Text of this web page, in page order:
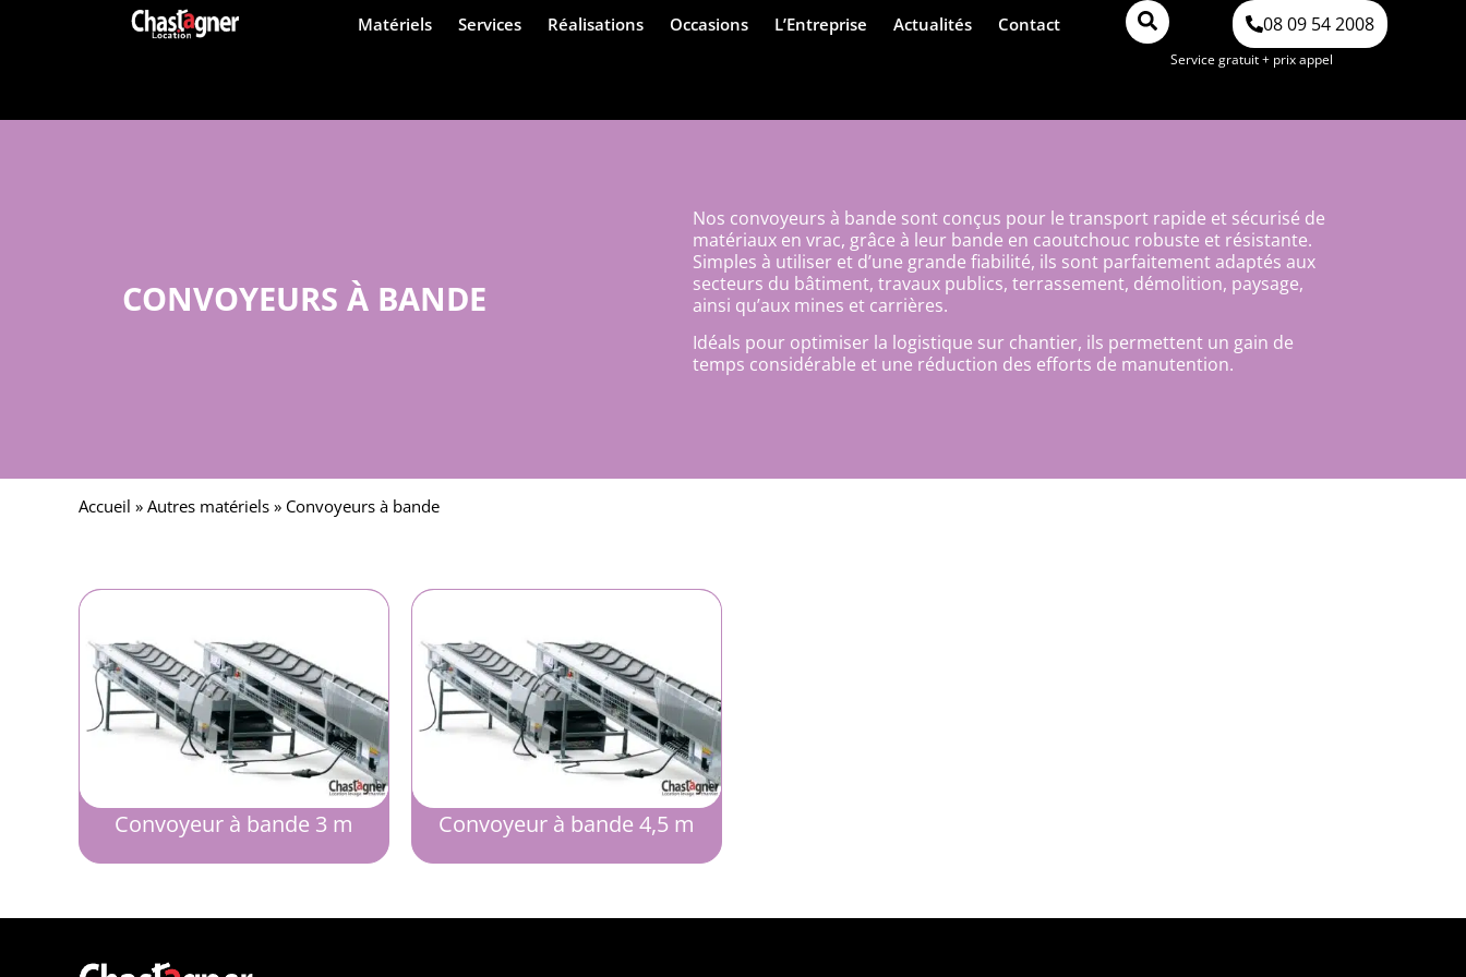
Matériels Services Réalisations Occasions L’Entreprise Actualités Contact 08 09 54 2008
Service gratuit + prix appel
CONVOYEURS À BANDE
Nos convoyeurs à bande sont conçus pour le transport rapide et sécurisé de
matériaux en vrac, grâce à leur bande en caoutchouc robuste et résistante.
Simples à utiliser et d’une grande fiabilité, ils sont parfaitement adaptés aux
secteurs du bâtiment, travaux publics, terrassement, démolition, paysage,
ainsi qu’aux mines et carrières.
Idéals pour optimiser la logistique sur chantier, ils permettent un gain de
temps considérable et une réduction des efforts de manutention.
Accueil » Autres matériels » Convoyeurs à bande
Convoyeur à bande 3 m Convoyeur à bande 4,5 m